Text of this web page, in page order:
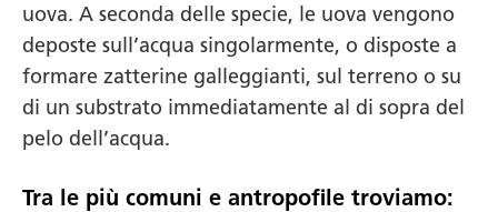
uova. A seconda delle specie, le uova vengono
deposte sull’acqua singolarmente, o disposte a
formare zatterine galleggianti, sul terreno o su
di un substrato immediatamente al di sopra del
pelo dell’acqua.
Tra le più comuni e antropofile troviamo: